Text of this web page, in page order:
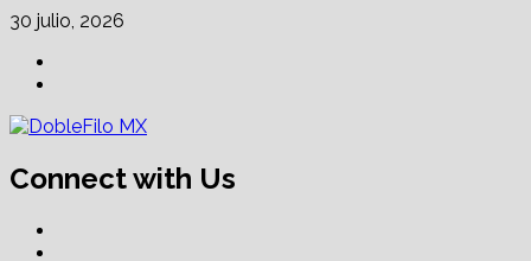
Skip
content
30 julio, 2026
Connect with Us